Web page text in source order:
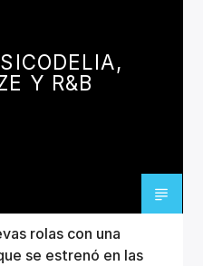
Y R&B
rolas con una
se estrenó en las